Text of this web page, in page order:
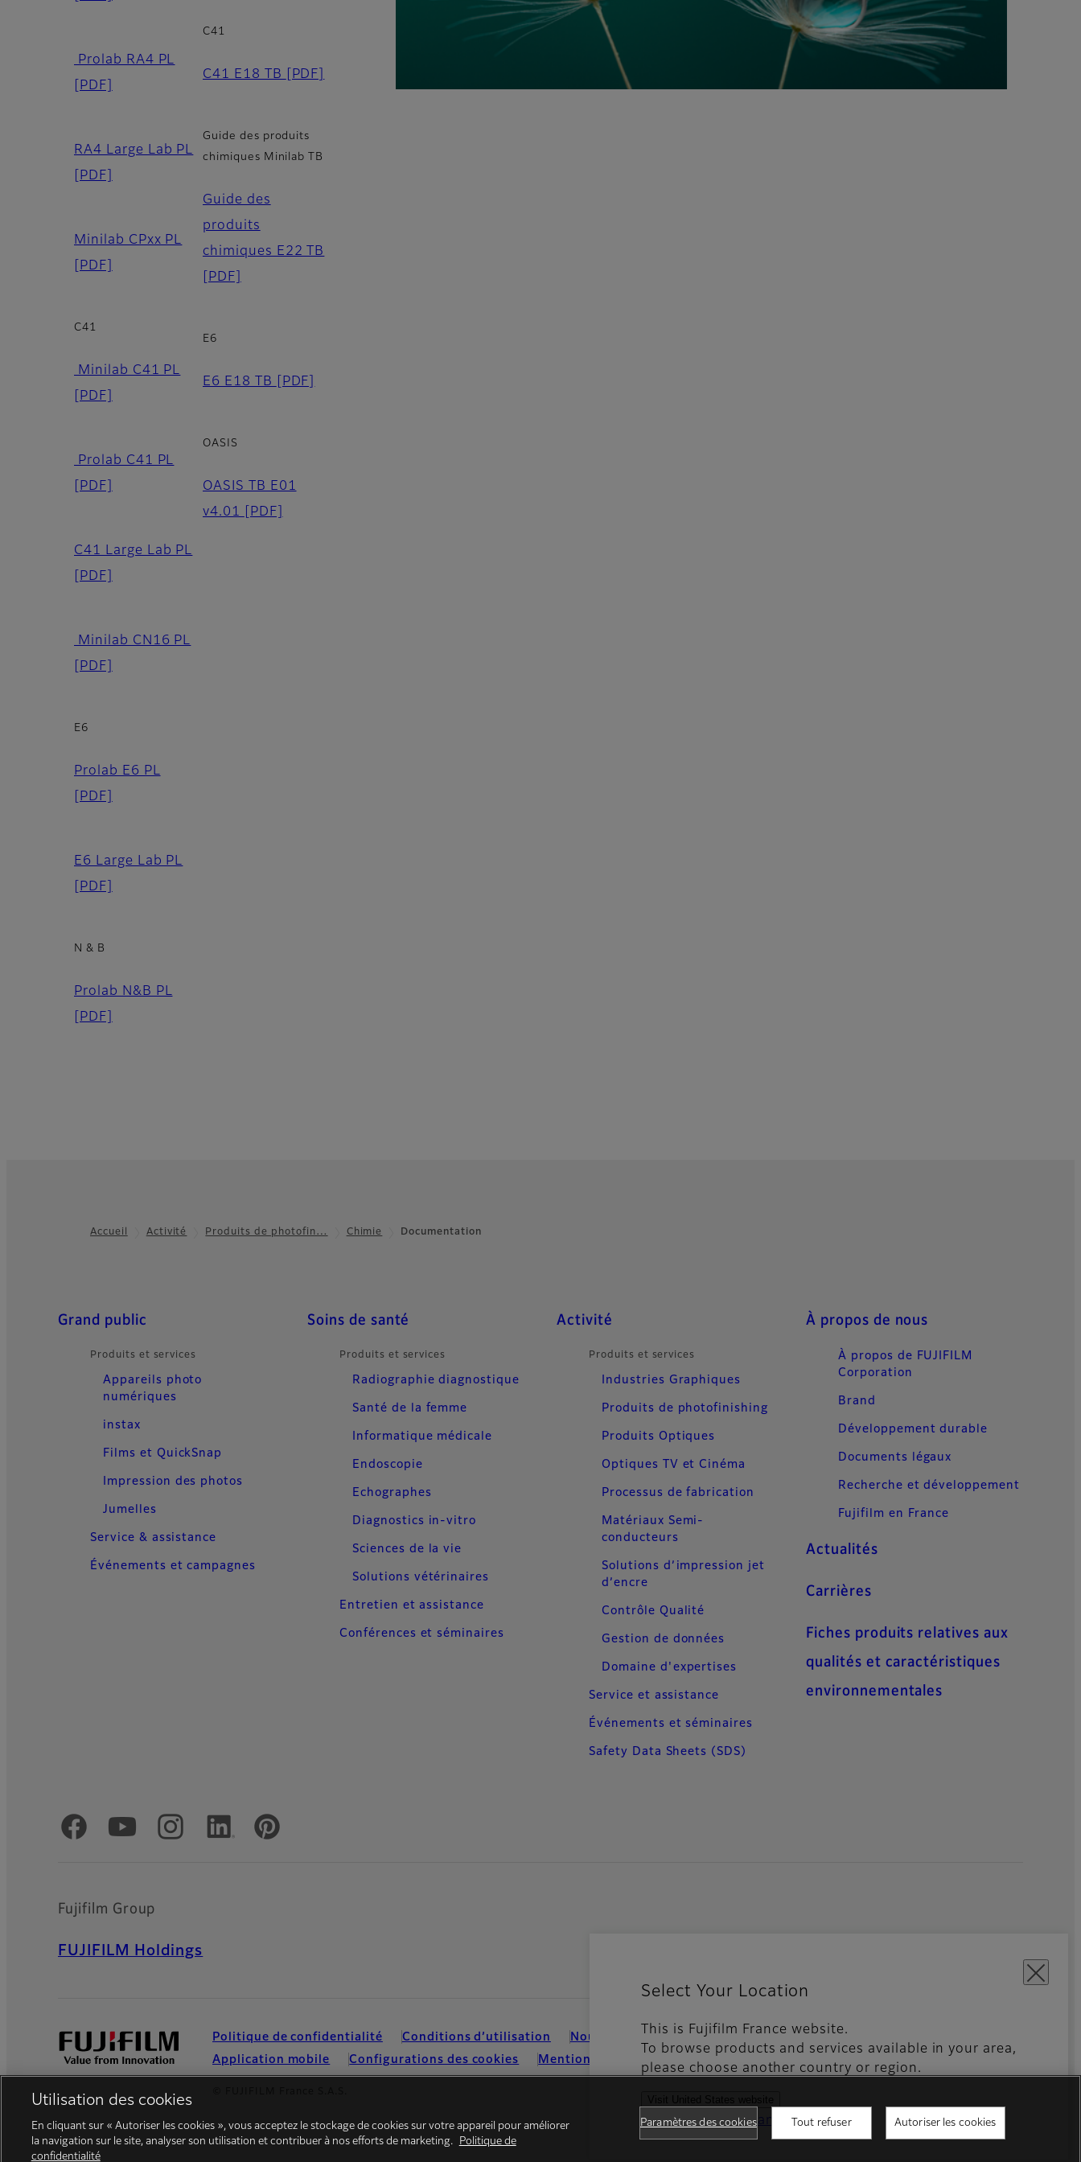
Select Your Location
This is Fujifilm France website.
To browse products and services available in your area,
please choose another country or region.
Visit United States website
See all countries and regions
Prolab RA4 PL
[PDF]
RA4 Large Lab PL
[PDF]
Minilab CPxx PL
[PDF]
C41
Minilab C41 PL
[PDF]
Prolab C41 PL
[PDF]
C41 Large Lab PL
[PDF]
Minilab CN16 PL
[PDF]
E6
Prolab E6 PL
[PDF]
E6 Large Lab PL
[PDF]
N & B
Prolab N&B PL
[PDF]
C41
C41 E18 TB [PDF]
Guide des produits
chimiques Minilab TB
Guide des
produits
chimiques E22 TB
[PDF]
E6
E6 E18 TB [PDF]
OASIS
OASIS TB E01
v4.01
[PDF]
Accueil Activité Produits de photofin… Chimie Documentation
Quick Links
Grand public
Produits et services
Appareils photo
numériques
instax
Films et QuickSnap
Impression des photos
Jumelles
Service & assistance
Événements et campagnes
Soins de santé
Produits et services
Radiographie diagnostique
Santé de la femme
Informatique médicale
Endoscopie
Echographes
Diagnostics in-vitro
Sciences de la vie
Solutions vétérinaires
Entretien et assistance
Conférences et séminaires
Activité
Produits et services
Industries Graphiques
Produits de photofinishing
Produits Optiques
Optiques TV et Cinéma
Processus de fabrication
Matériaux Semi-
conducteurs
Solutions d’impression jet
d’encre
Contrôle Qualité
Gestion de données
Domaine d'expertises
Service et assistance
Événements et séminaires
Safety Data Sheets (SDS)
À propos de nous
À propos de FUJIFILM
Corporation
Brand
Développement durable
Documents légaux
Recherche et développement
Fujifilm en France
Actualités
Carrières
Fiches produits relatives aux
qualités et caractéristiques
environnementales
Comptes officiels réseaux sociaux
Fujifilm Group
FUJIFILM Holdings
Politique de confidentialité Conditions d’utilisation Nous contacter
Médias Sociaux
Application mobile
Configurations des cookies Mentions Légales
Utilisation des cookies
En cliquant sur « Autoriser les cookies », vous acceptez le stockage de cookies sur votre appareil pour améliorer
la navigation sur le site, analyser son utilisation et contribuer à nos efforts de marketing.
Politique de
confidentialité
Paramètres des cookies Tout refuser Autoriser les cookies